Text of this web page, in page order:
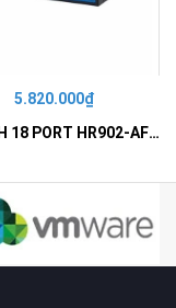
5.820.000₫
SWITCH 18 PORT HR902-AF162G-300 – Switch PoE 16 Cổng